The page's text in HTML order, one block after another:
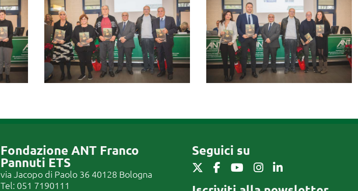
Fondazione ANT Franco
Pannuti ETS
via Jacopo di Paolo 36 40128 Bologna
Tel: 051 7190111
Seguici su